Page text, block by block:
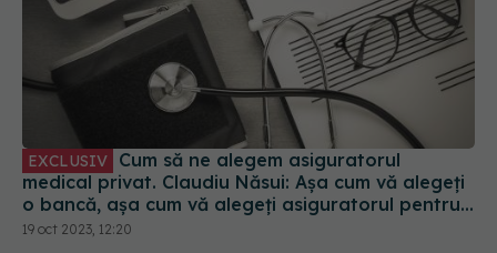
medical privat. Claudiu Năsui: Așa cum vă alegeți
o bancă, așa cum vă alegeți asiguratorul pentru
mașină
19 oct 2023, 12:20